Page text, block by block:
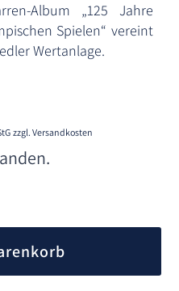
Album „125 Jahre
Spielen“ vereint
Wertanlage.
zzgl. Versandkosten